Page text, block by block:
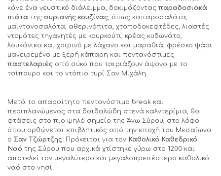
κάνε ένα γευστικό διάλειμμα, δοκιμάζοντας παραδοσιακά
πιάτα της συριανής κουζίνας, όπως καπαροσαλάτα,
μαϊντανοσαλάτα, αθερινόπιτα, χταποδοκεφτέδες, λιαστές
ντομάτες τηγανητές με κουρκούτι, κρέας κυδωνάτο,
λουκάνικα και χοιρινό με λάχανο και μαραθιά, φρέσκο ψάρι
μαγειρεμένο με ξερή κάπαρη και πεντανόστιμες
παστελαριές από σύκο που ταιριάζουν άψογα με το
τσίπουρο και το ντόπιο τυρί Σαν Μιχάλη.
Μετά το απαραίτητο πεντανόστιμο break και
περιπλανώμενος στα δαιδαλώδη στενά καλντερίμια, θα
φτάσεις στο πιο ψηλό σημείο της Άνω Σύρου, στο λόφο
όπου ορθώνεται επιβλητικός από την εποχή του Μεσαίωνα
ο Σαν Τζώρτζης. Πρόκειται για τον Καθολικό Καθεδρικό
Ναό της Σύρου που αρχικά χτίστηκε γύρω στο 1200 και
αποτελεί τον μεγαλύτερο και μεγαλοπρεπέστερο καθολικό
ναό στο νησί.